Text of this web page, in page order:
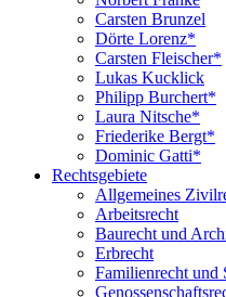
Carsten Brunzel
Dörte Lorenz*
Carsten Fleischer*
Lukas Kucklick
Philipp Burchert*
Laura Nitsche*
Friederike Bergt*
Dominic Gatti*
Rechtsgebiete
Allgemeines
Arbeitsrecht
Baurecht und
Erbrecht
Familienrecht und